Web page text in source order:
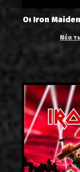
Οι Iron
Νέα